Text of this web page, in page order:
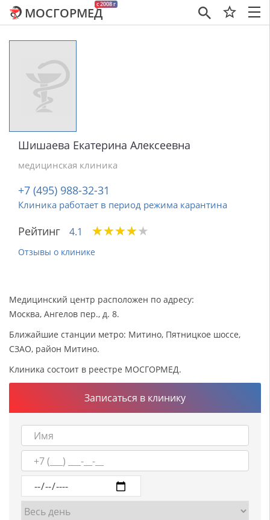
×
c 2008 г
МОСГОРМЕД
Шишаева Екатерина Алексеевна
медицинская клиника
+7 (495) 988-32-31
Клиника работает в период режима карантина
Рейтинг 4.1 ★★★★★
★★★★★
Отзывы о клинике
Медицинский центр расположен по адресу:
Москва, Ангелов пер., д. 8.
Ближайшие станции метро: Митино, Пятницкое шоссе,
СЗАО, район Митино.
Клиника состоит в реестре МОСГОРМЕД.
Записаться в клинику